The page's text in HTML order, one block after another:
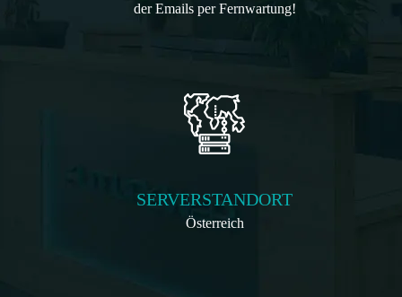
der Emails per Fernwartung!
SERVERSTANDORT
Österreich